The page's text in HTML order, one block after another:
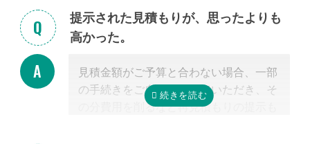
クしてほしい」といったご相談は、専門
家の能力を使った実務に当たるため、無
料面談の対象外です。詳しくは専門スタ
に相談可能な弁護士が掲載されています
ので、お客様から弁護士事務所に直接ご
提示された見積もりが、思ったよりも
高かった。
見積金額がご予算と合わない場合、一部
の手続きをご自身で行っていただき、そ
の分費用を削るなど再見積もりの提示も